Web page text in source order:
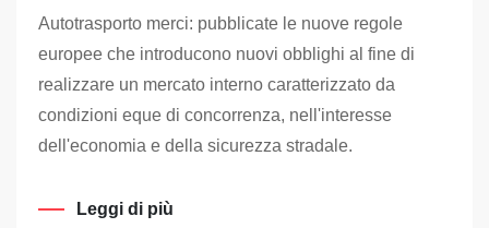
Autotrasporto merci: pubblicate le nuove regole
europee che introducono nuovi obblighi al fine di
realizzare un mercato interno caratterizzato da
condizioni eque di concorrenza, nell'interesse
dell'economia e della sicurezza stradale.
Leggi di più